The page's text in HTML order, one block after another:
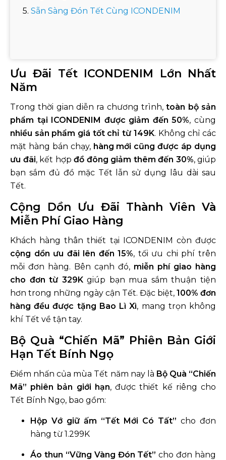
Ưu Đãi Tết ICONDENIM Lớn Nhất
Năm
Trong thời gian diễn ra chương trình,toàn bộ sản
phẩm tại ICONDENIM được giảm đến 50%, cùng
nhiều sản phẩm giá tốt chỉ từ 149K. Không chỉ các
mặt hàng bán chạy, hàng mới cũng được áp dụng
ưu đãi, kết hợp đồ đông giảm thêm đến 30%, giúp
bạn sắm đủ đồ mặc Tết lẫn sử dụng lâu dài sau
Tết.
Cộng Dồn Ưu Đãi Thành Viên Và
Miễn Phí Giao Hàng
Khách hàng thân thiết tại ICONDENIM còn được
cộng dồn ưu đãi lên đến 15%, tối ưu chi phí trên
mỗi đơn hàng. Bên cạnh đó, miễn phí giao hàng
cho đơn từ 329Kgiúp bạn mua sắm thuận tiện
hơn trong những ngày cận Tết. Đặc biệt, 100% đơn
hàng đều được tặng Bao Lì Xì, mang trọn không
khí Tết về tận tay.
Bộ Quà “Chiến Mã” Phiên Bản Giới
Hạn Tết Bính Ngọ
Điểm nhấn của mùa Tết năm nay là Bộ Quà “Chiến
Mã” phiên bản giới hạn, được thiết kế riêng cho
Tết Bính Ngọ, bao gồm:
Hộp Vớ giữ ấm “Tết Mới Có Tất” cho đơn
hàng từ 1.299K
Áo thun “Vững Vàng Đón Tết” cho đơn hàng
Sẵn Sàng Đón Tết Cùng ICONDENIM